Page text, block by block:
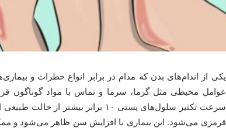
یکی از اندام‌های بدن که مدام در برابر انواع خطرات و
عوامل محیطی مثل گرما، سرما و تماس با مواد گوناگون
سرعت تکثیر سلول‌های پستی ۱۰ برابر
قرمزی می‌شود. این بیماری با افزایش سن ظاهر می‌شود و